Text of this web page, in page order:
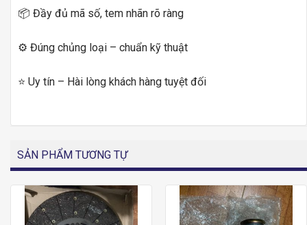
📦 Đầy đủ mã số, tem nhãn rõ ràng
⚙️ Đúng chủng loại – chuẩn kỹ thuật
⭐ Uy tín – Hài lòng khách hàng tuyệt đối
SẢN PHẨM TƯƠNG TỰ